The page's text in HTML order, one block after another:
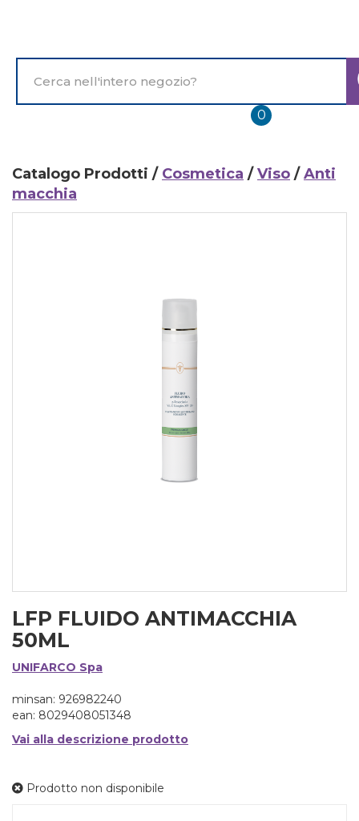
principale
Prodotto
0prodotti
inseriti
Catalogo Prodotti / Cosmetica /Viso /Anti
macchia
LFP FLUIDO ANTIMACCHIA
50ML
UNIFARCO Spa
minsan: 926982240
ean: 8029408051348
Vai alla descrizione prodotto
Prodotto non disponibile